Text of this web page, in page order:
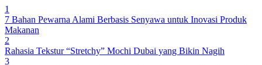
1
7 Bahan Pewarna Alami Berbasis Senyawa untuk Inovasi Produk
Makanan
2
Rahasia Tekstur “Stretchy” Mochi Dubai yang Bikin Nagih
3